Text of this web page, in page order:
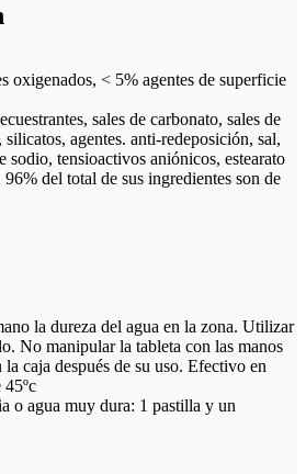
oxigenados, < 5% agentes de superficie
sales de carbonato, sales de
agentes. anti-redeposición, sal,
sodio, tensioactivos aniónicos, estearato
del total de sus ingredientes son de
la dureza del agua en la zona. Utilizar
No manipular la tableta con las manos
caja después de su uso. Efectivo en
o agua muy dura: 1 pastilla y un